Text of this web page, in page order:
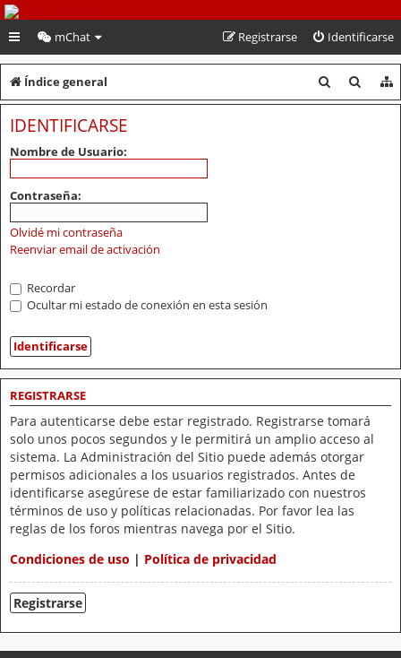
PeruVoley.com
mChat Identificarse
Registrarse
Índice general
u
u
IDENTIFICARSE
Nombre de Usuario:
Contraseña:
Olvidé mi contraseña
Reenviar email de activación
Recordar
Ocultar mi estado de conexión en esta sesión
REGISTRARSE
Para autenticarse debe estar registrado. Registrarse tomará
solo unos pocos segundos y le permitirá un amplio acceso al
sistema. La Administración del Sitio puede además otorgar
permisos adicionales a los usuarios registrados. Antes de
identificarse asegúrese de estar familiarizado con nuestros
términos de uso y políticas relacionadas. Por favor lea las
reglas de los foros mientras navega por el Sitio.
Condiciones de uso | Política de privacidad
Registrarse